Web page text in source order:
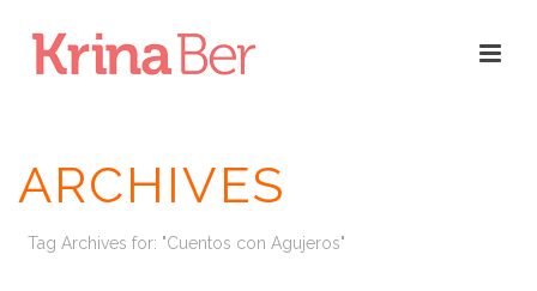
ARCHIVES
Tag Archives for: "Cuentos con Agujeros"